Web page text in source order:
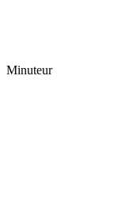
Minuteur